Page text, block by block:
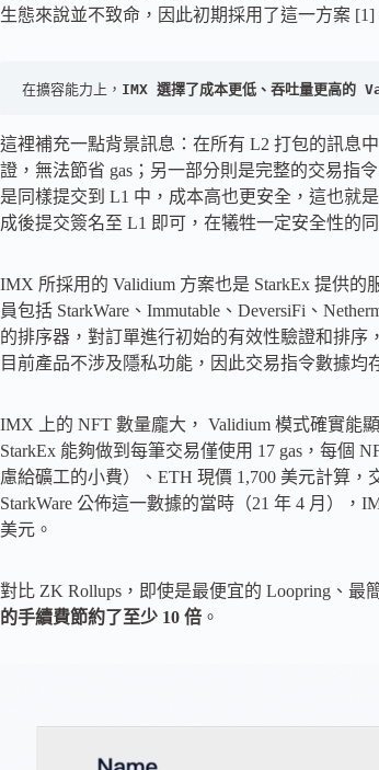
生態來說並不致命，因此初期採用了這一方案
在擴容能力上， IMX 選擇了成本更低、吞吐量更高的
這裡補充一點背景訊息：在所有 L2 打包的訊息
證，無法節省 gas；另一部分則是完整的交易指
是同樣提交到 L1 中，成本高也更安全，這也就
成後提交簽名至 L1 即可，在犧牲一定安全性的
IMX 所採用的 Validium 方案也是 StarkEx 提供
員包括 StarkWare、Immutable、DeversiFi、
的排序器，對訂單進行初始的有效性驗證和排
目前產品不涉及隱私功能，因此交易指令數據均
IMX 上的 NFT 數量龐大， Validium 模式確實能
StarkEx 能夠做到每筆交易僅使用 17 gas，每個
慮給礦工的小費）、ETH 現價 1,700 美元計算，
StarkWare 公佈這一數據的當時（21 年 4 月），
美元。
對比 ZK Rollups，即使是最便宜的 Loopring、最
的手續費節約了至少 10 倍 。